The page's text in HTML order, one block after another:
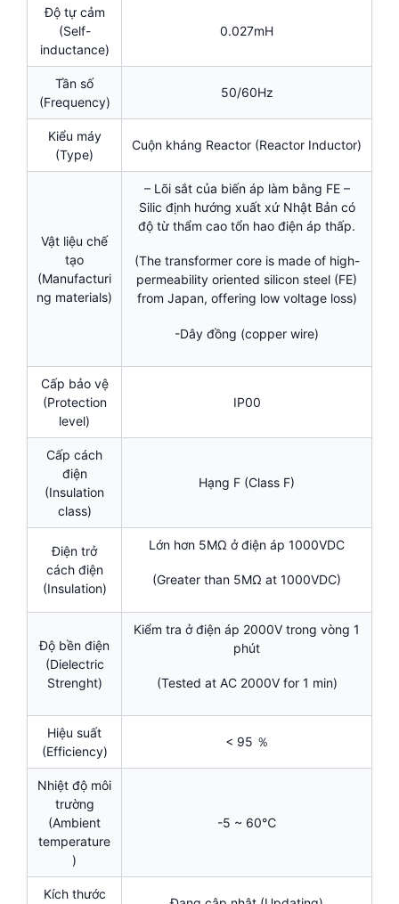
Độ tự cảm
(Self-
inductance)
0.027mH
Tần số
(Frequency)
50/60Hz
Kiểu máy
(Type)
Cuộn kháng Reactor (Reactor Inductor)
Vật liệu chế
tạo
(Manufacturi
ng materials)
– Lõi sắt của biến áp làm bằng FE –
Silic định hướng xuất xứ Nhật Bản có
độ từ thẩm cao tổn hao điện áp thấp.
(The transformer core is made of high-
permeability oriented silicon steel (FE)
from Japan, offering low voltage loss)
-Dây đồng (copper wire)
Cấp bảo vệ
(Protection
level)
IP00
Cấp cách
điện
(Insulation
class)
Hạng F (Class F)
Điện trở
cách điện
(Insulation)
Lớn hơn 5MΩ ở điện áp 1000VDC
(Greater than 5MΩ at 1000VDC)
Độ bền điện
(Dielectric
Strenght)
Kiểm tra ở điện áp 2000V trong vòng 1
phút
(Tested at AC 2000V for 1 min)
Hiệu suất
(Efficiency)
< 95 ％
Nhiệt độ môi
trường
(Ambient
temperature
)
-5 ~ 60℃
Kích thước